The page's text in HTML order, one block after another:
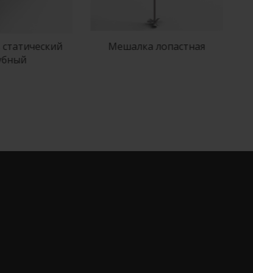
Мешалка лопастная